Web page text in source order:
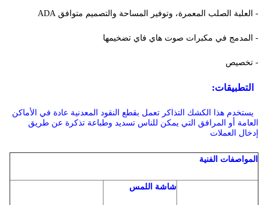
- العلبة الصلب المعمرة، وتوفير المساحة والتصميم متوافق ADA
- المدمج في مكبرات صوت هاي فاي تضخيمها
- تخصيص
التطبيقات:
يستخدم هذا الكشك التذاكر تعمل بقطع النقود المعدنية عادة في الأماكن
العامة أو المرافق التي يمكن للناس تسديد وطباعة تذكرة عن طريق
إدخال العملات
المواصفات الفنية
شاشة اللمس